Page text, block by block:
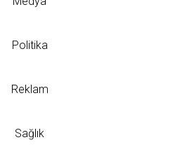
Politika
Reklam
Sağlık